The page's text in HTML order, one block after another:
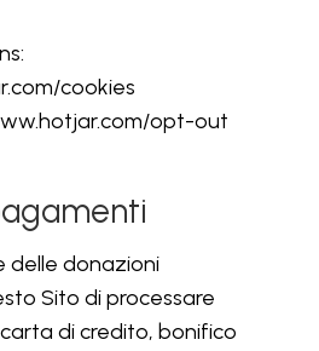
cookies
opt-out
delle donazioni
Sito di processare
di credito, bonifico